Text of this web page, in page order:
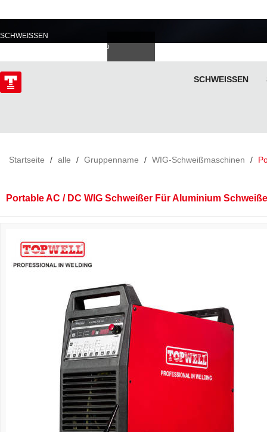
SCHWEISSEN
Italiano
SCHWEISSEN
Startseite / alle / Gruppenname / WIG-Schweißmaschinen /
Portable AC / DC WIG Schweißer Für Aluminium